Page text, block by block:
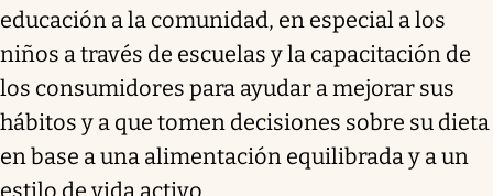
educación a la comunidad, en especial a los
niños a través de escuelas y la capacitación de
los consumidores para ayudar a mejorar sus
hábitos y a que tomen decisiones sobre su dieta
en base a una alimentación equilibrada y a un
estilo de vida activo.